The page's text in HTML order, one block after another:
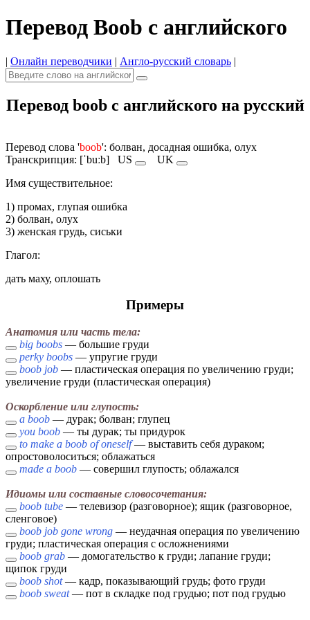
Перевод Boob с английского
| Онлайн переводчики | Англо-русский словарь |
Перевод boob с английского на русский
Перевод слова 'boob': болван, досадная ошибка, олух
Транскрипция: [ˈbuːb] US
UK
Имя cуществительное:
1) промах, глупая ошибка
2) болван, олух
3) женская грудь, сиськи
Глагол:
дать маху, оплошать
Примеры
Анатомия или часть тела:
big boobs — большие груди
perky boobs — упругие груди
boob job — пластическая операция по увеличению груди;
увеличение груди (пластическая операция)
Оскорбление или глупость:
a boob — дурак; болван; глупец
you boob — ты дурак; ты придурок
to make a boob of oneself— выставить себя дураком;
опростоволоситься; облажаться
made a boob — совершил глупость; облажался
Идиомы или составные словосочетания:
boob tube — телевизор (разговорное); ящик (разговорное,
сленговое)
boob job gone wrong — неудачная операция по увеличению
груди; пластическая операция с осложнениями
boob grab — домогательство к груди; лапание груди;
щипок груди
boob shot— кадр, показывающий грудь; фото груди
boob sweat— пот в складке под грудью; пот под грудью